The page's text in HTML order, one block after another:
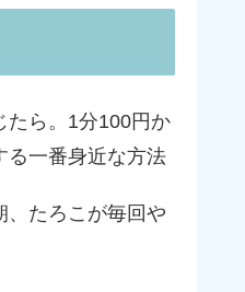
たら。1分100円か
る一番身近な方法
、たろこが毎回や